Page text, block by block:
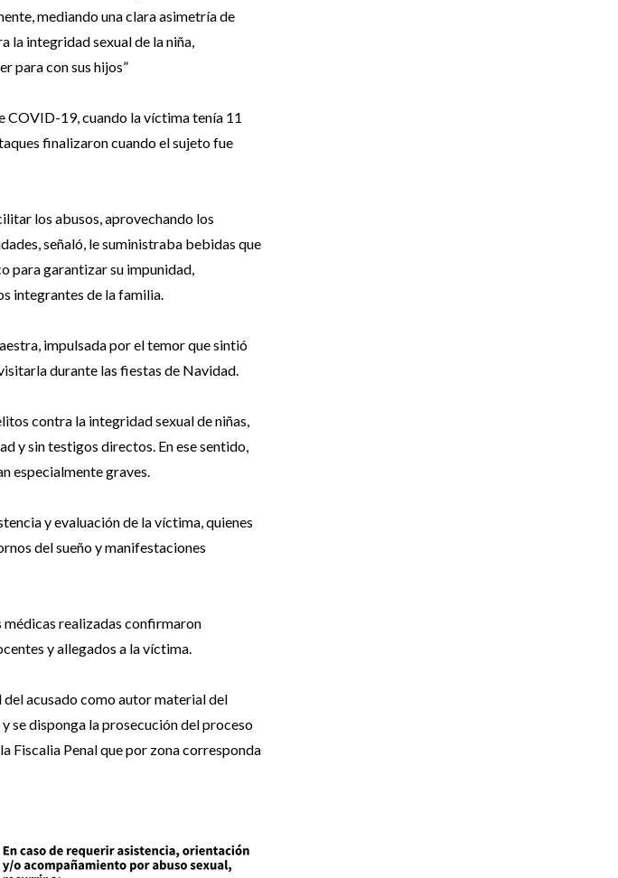
mediando una clara asimetría de
la integridad sexual de la niña,
para con sus hijos”
COVID-19, cuando la víctima tenía 11
finalizaron cuando el sujeto fue
los abusos, aprovechando los
señaló, le suministraba bebidas que
para garantizar su impunidad,
integrantes de la familia.
impulsada por el temor que sintió
durante las fiestas de Navidad.
contra la integridad sexual de niñas,
y sin testigos directos. En ese sentido,
especialmente graves.
y evaluación de la víctima, quienes
del sueño y manifestaciones
realizadas confirmaron
y allegados a la víctima.
acusado como autor material del
se disponga la prosecución del proceso
Fiscalia Penal que por zona corresponda